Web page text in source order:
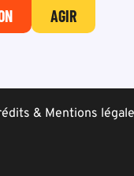
AGIR
& Mentions